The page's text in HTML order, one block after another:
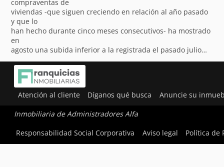
compraventas de
viviendas -que siguen creciendo en relación al año pasado
y que lo
han hecho durante cinco meses consecutivos- ha mostrado
en
agosto una subida inferior a la registrada el pasado julio…
Atención al cliente Díganos qué busca Anuncie su
Inmobiliaria de Administradores Alfa
Responsabilidad Social Corporativa
Aviso legal Política de